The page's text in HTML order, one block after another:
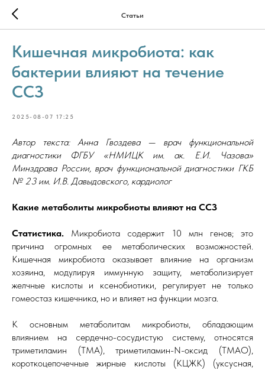
Статьи
Кишечная микробиота: как
бактерии влияют на течение
ССЗ
2025-08-07 17:25
Автор текста: Анна Гвоздева — врач функциональной
диагностики ФГБУ «НМИЦК им. ак. Е.И. Чазова»
Минздрава России, врач функциональной диагностики ГКБ
№ 23 им. И.В. Давыдовского, кардиолог
Какие метаболиты микробиоты влияют на ССЗ
Статистика. Микробиота содержит 10 млн генов; это
причина огромных ее метаболических возможностей.
Кишечная микробиота оказывает влияние на организм
хозяина, модулируя иммунную защиту, метаболизирует
желчные кислоты и ксенобиотики, регулирует не только
гомеостаз кишечника, но и влияет на функции мозга.
К основным метаболитам микробиоты, обладающим
влиянием на сердечно-сосудистую систему, относятся
триметиламин (ТМА), триметиламин-N-оксид (ТМАО),
короткоцепочечные жирные кислоты (КЦЖК) (уксусная,